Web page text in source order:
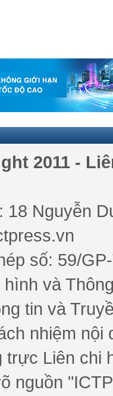
2011 -
18 Nguyễn
số: 59/
hình và
tin và
nhiệm nội
trực Liên chi
nguồn